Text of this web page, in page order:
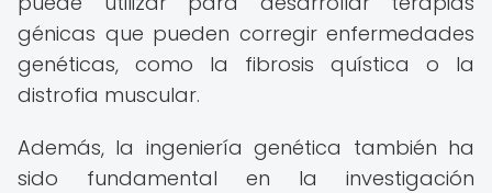
génicas que pueden corregir enfermedades
genéticas, como la fibrosis quística o la
distrofia muscular.
Además, la ingeniería genética también ha
sido fundamental en la investigación